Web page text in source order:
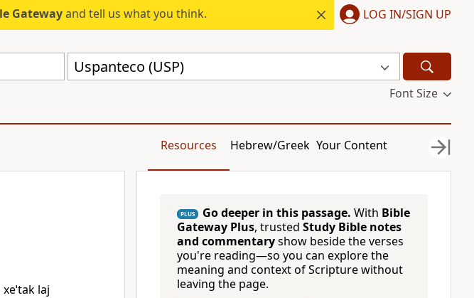
Gatewayand tell us what you think. LOG IN/SIGN UP
Uspanteco (USP)
Font Size
Resources Hebrew/Greek Your Content
laj
PLUS Go deeper in this passage. With Bible
Gateway Plus, trusted Study Bible notes
and commentaryshow beside the verses
you're reading—so you can explore the
meaning and context of Scripture without
leaving the page.